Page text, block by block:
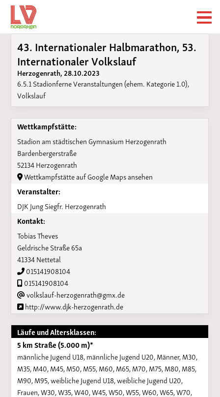
43. Internationaler Halbmarathon, 53.
Internationaler Volkslauf
Herzogenrath, 28.10.2023
6.5.1 Stadionferne Veranstaltungen (ehem. Kategorie 1.0),
Volkslauf
Wettkampfstätte:
Stadion am städtischen Gymnasium Herzogenrath
Bardenbergerstraße
52134 Herzogenrath
Wettkampfstätte auf Google Maps ansehen
Veranstalter:
DJK Jung Siegfr. Herzogenrath
Kontakt:
Tobias Theves
Geldrische Straße 65a
41334 Nettetal
015141908104
015141908104
volkslauf-herzogenrath@gmx.de
http://www.djk-herzogenrath.de
Läufe und Altersklassen:
5 km Straße (5.000 m)*
männliche Jugend U18, männliche Jugend U20, Männer, M30,
M35, M40, M45, M50, M55, M60, M65, M70, M75, M80, M85,
M90, M95, weibliche Jugend U18, weibliche Jugend U20,
Frauen, W30, W35, W40, W45, W50, W55, W60, W65, W70,